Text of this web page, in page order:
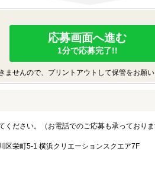
応募画面へ進む
1分で応募完了!!
せんので、プリントアウトして保管をお願い
ください。（お電話でのご応募も承っており
区栄町5-1 横浜クリエーションスクエア7F